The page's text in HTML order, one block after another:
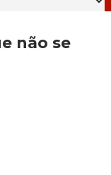
não se